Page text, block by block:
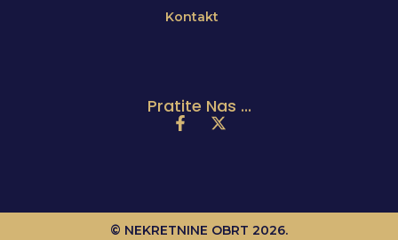
Kontakt
Pratite Nas ...
© NEKRETNINE OBRT 2026.